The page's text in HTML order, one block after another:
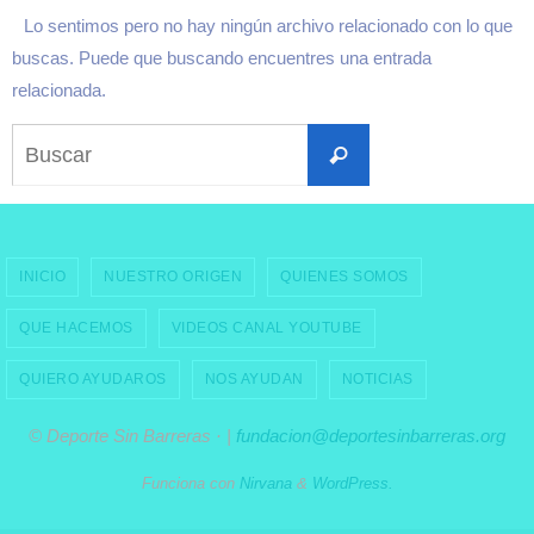
Lo sentimos pero no hay ningún archivo relacionado con lo que
buscas. Puede que buscando encuentres una entrada
relacionada.
Buscar
INICIO NUESTRO ORIGEN QUIENES SOMOS
QUE HACEMOS VIDEOS CANAL YOUTUBE
QUIERO AYUDAROS NOS AYUDAN NOTICIAS
© Deporte Sin Barreras · | fundacion@deportesinbarreras.org
Funciona con Nirvana& WordPress.